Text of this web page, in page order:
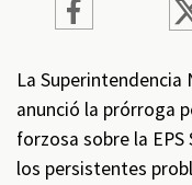
La Superintendencia
anunció la prórroga
forzosa sobre la
los persistentes